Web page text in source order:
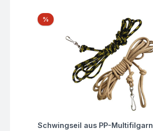
%Rabatt
Fragen zum Artikel
Schwingseil aus PP-Multifilgarn